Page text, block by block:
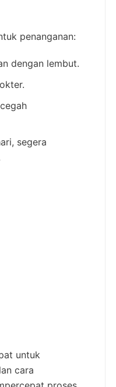
penanganan:
dengan lembut.
segera
untuk
cara